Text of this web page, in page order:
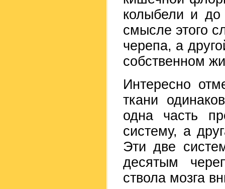
колыбели и
смысле этого
черепа, а
собственном
Интересно
ткани
одна часть
систему, а
Эти две
десятым
ствола мозга